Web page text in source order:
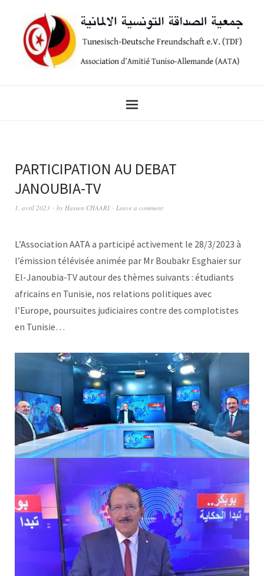
PARTICIPATION AU DEBAT
JANOUBIA-TV
1. avril 2023 by Hassen CHAARI Leave a comment
L’Association AATA a participé activement le 28/3/2023 à
l’émission télévisée animée par Mr Boubakr Esghaier sur
El-Janoubia-TV autour des thèmes suivants : étudiants
africains en Tunisie, nos relations politiques avec
l’Europe, poursuites judiciaires contre des complotistes
en Tunisie…